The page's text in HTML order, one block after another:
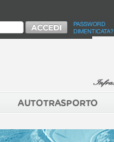
PASSWORD
DIMENTICATA?
AUTOTRASPORTO